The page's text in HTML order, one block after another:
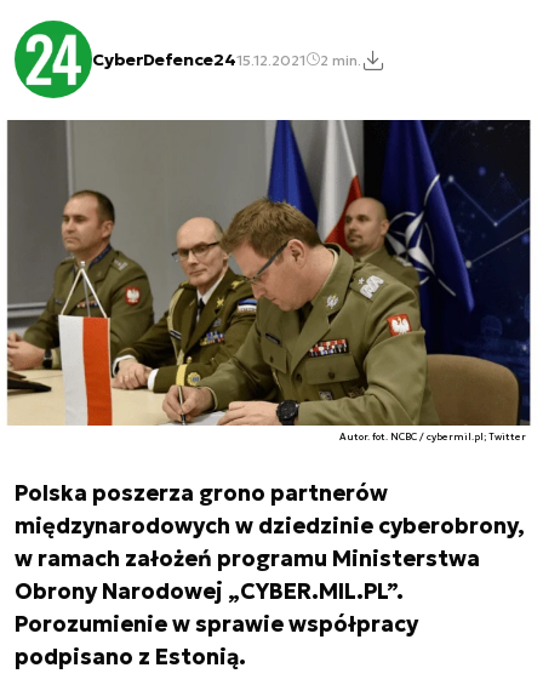
CyberDefence2415.12.2021 2 min.
Autor. fot. NCBC / cybermil.pl; Twitter
Polska poszerza grono partnerów
międzynarodowych w dziedzinie cyberobrony,
w ramach założeń programu Ministerstwa
Obrony Narodowej „CYBER.MIL.PL”.
Porozumienie w sprawie współpracy
podpisano z Estonią.